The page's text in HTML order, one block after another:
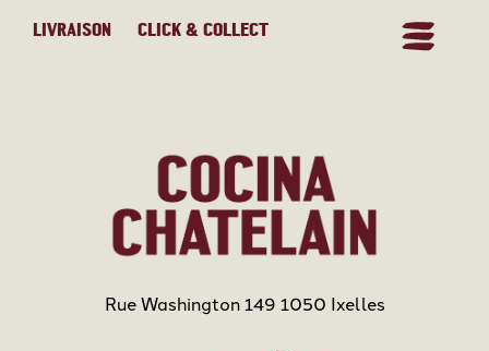
LIVRAISON CLICK & COLLECT
Rue Washington 149 1050 Ixelles